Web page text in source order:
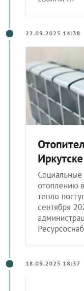
22.09.2025 14:38
Иркутске
отоплению
тепло
сентября
18.09.2025 18:37